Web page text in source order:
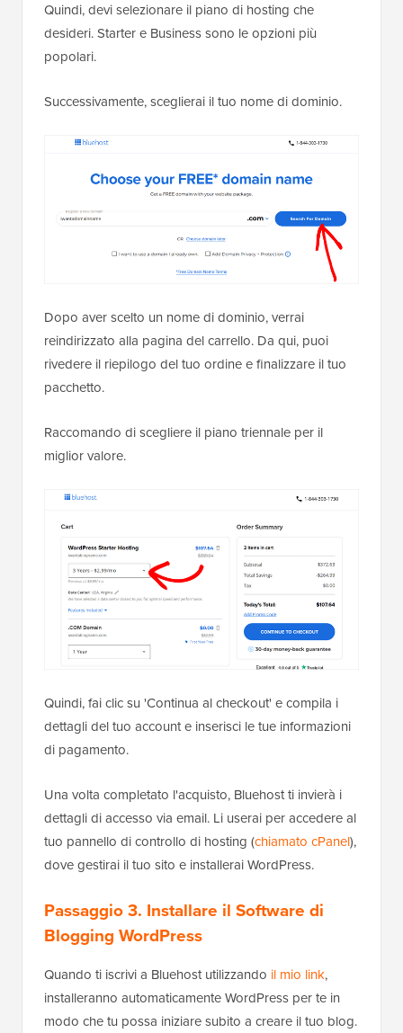
Quindi, devi selezionare il piano di hosting che
desideri. Starter e Business sono le opzioni più
popolari.
Successivamente, sceglierai il tuo nome di dominio.
Dopo aver scelto un nome di dominio, verrai
reindirizzato alla pagina del carrello. Da qui, puoi
rivedere il riepilogo del tuo ordine e finalizzare il tuo
pacchetto.
Raccomando di scegliere il piano triennale per il
miglior valore.
Quindi, fai clic su 'Continua al checkout' e compila i
dettagli del tuo account e inserisci le tue informazioni
di pagamento.
Una volta completato l'acquisto, Bluehost ti invierà i
dettagli di accesso via email. Li userai per accedere al
tuo pannello di controllo di hosting (chiamato cPanel),
dove gestirai il tuo sito e installerai WordPress.
Passaggio 3. Installare il Software di
Blogging WordPress
Quando ti iscrivi a Bluehost utilizzando il mio link,
installeranno automaticamente WordPress per te in
modo che tu possa iniziare subito a creare il tuo blog.